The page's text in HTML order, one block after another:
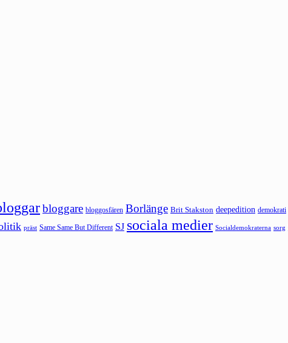
bloggare bloggosfären Borlänge Brit Stakston deepedition demokrati
präst Same Same But Different SJ sociala medier Socialdemokraterna sorg